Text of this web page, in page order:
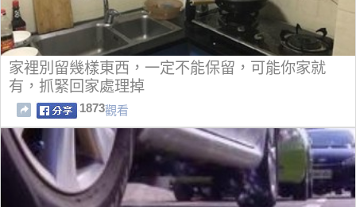
家裡別留幾樣東西，一定不能保留，可能你家就
有，抓緊回家處理掉
1873觀看